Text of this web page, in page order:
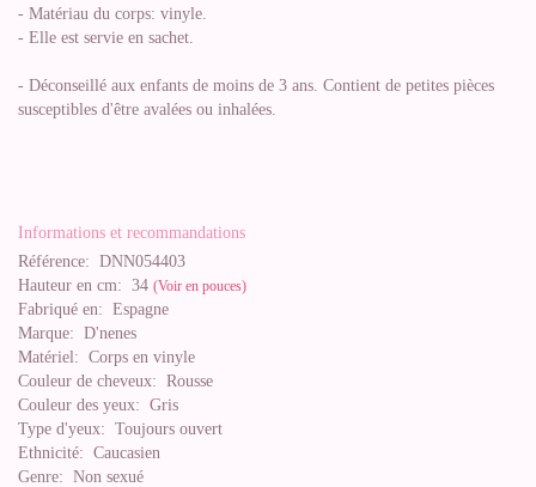
- Matériau du corps: vinyle.
- Elle est servie en sachet.
- Déconseillé aux enfants de moins de 3 ans. Contient de petites pièces
susceptibles d'être avalées ou inhalées.
Informations et recommandations
Référence: DNN054403
Hauteur en cm: 34 (Voir en pouces)
Fabriqué en: Espagne
Marque: D'nenes
Matériel: Corps en vinyle
Couleur de cheveux: Rousse
Couleur des yeux: Gris
Type d'yeux: Toujours ouvert
Ethnicité: Caucasien
Genre: Non sexué